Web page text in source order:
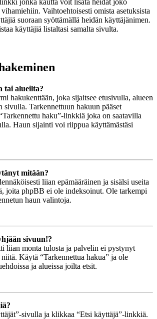
jonka kautta voit lisätä heidät joko
Vaihtoehtoisesti omista asetuksista
suoraan syöttämällä heidän käyttäjänimen.
käyttäjiä listaltasi samalta sivulta.
tai alueilta?
hakukenttään, joka sijaitsee etusivulla, alueen
sivulla. Tarkennettuun hakuun pääset
haku”-linkkiä joka on saatavilla
Haun sijainti voi riippua käyttämästäsi
mitään?
liian epämääräinen ja sisälsi useita
joita phpBB ei ole indeksoinut. Ole tarkempi
haun valintoja.
sivuun!?
liian monta tulosta ja palvelin ei pystynyt
Käytä “Tarkennettua hakua” ja ole
ja alueissa joilta etsit.
sivulla ja klikkaa “Etsi käyttäjä”-linkkiä.